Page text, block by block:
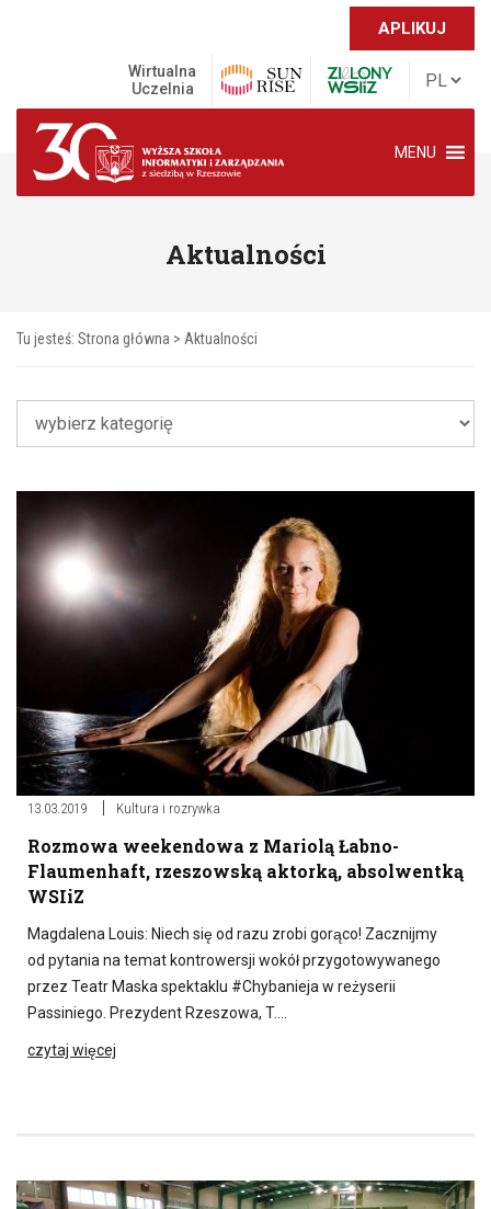
APLIKUJ
Wirtualna
Uczelnia
MENU
Aktualności
Tu jesteś: Strona główna > Aktualności
13.03.2019 Kultura i rozrywka
Rozmowa weekendowa z Mariolą Łabno-
Flaumenhaft, rzeszowską aktorką, absolwentką
WSIiZ
Magdalena Louis: Niech się od razu zrobi gorąco! Zacznijmy
od pytania na temat kontrowersji wokół przygotowywanego
przez Teatr Maska spektaklu #Chybanieja w reżyserii
Passiniego. Prezydent Rzeszowa, T….
czytaj więcej